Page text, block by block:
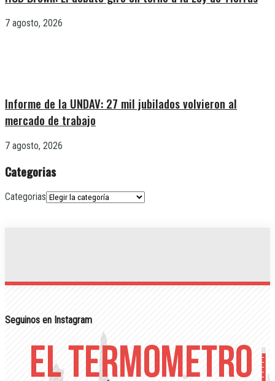
7 agosto, 2026
Informe de la UNDAV: 27 mil jubilados volvieron al
mercado de trabajo
7 agosto, 2026
Categorias
Categorias
Seguinos en Instagram